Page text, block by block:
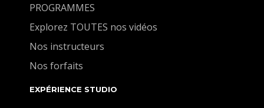
PROGRAMMES
Explorez TOUTES nos vidéos
Nos instructeurs
Nos forfaits
EXPÉRIENCE STUDIO